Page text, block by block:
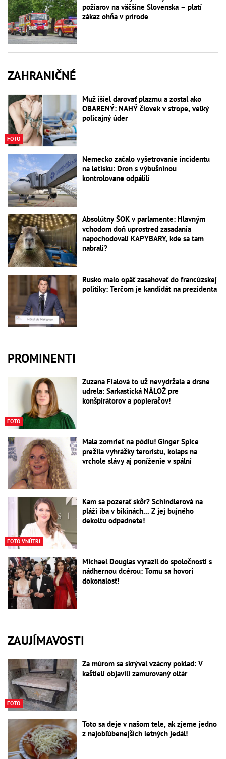
požiarov na väčšine Slovenska – platí
zákaz ohňa v prírode
ZAHRANIČNÉ
FOTO
Muž išiel darovať plazmu a zostal ako
OBARENÝ: NAHÝ človek v strope, veľký
policajný úder
Nemecko začalo vyšetrovanie incidentu
na letisku: Dron s výbušninou
kontrolovane odpálili
Absolútny ŠOK v parlamente: Hlavným
vchodom doň uprostred zasadania
napochodovali KAPYBARY, kde sa tam
nabrali?
Rusko malo opäť zasahovať do francúzskej
politiky: Terčom je kandidát na prezidenta
PROMINENTI
FOTO
Zuzana Fialová to už nevydržala a drsne
udrela: Sarkastická NÁLOŽ pre
konšpirátorov a popieračov!
Mala zomrieť na pódiu! Ginger Spice
prežila vyhrážky teroristu, kolaps na
vrchole slávy aj poníženie v spálni
FOTO VNÚTRI
Kam sa pozerať skôr? Schindlerová na
pláži iba v bikinách... Z jej bujného
dekoltu odpadnete!
Michael Douglas vyrazil do spoločnosti s
nádhernou dcérou: Tomu sa hovorí
dokonalosť!
ZAUJÍMAVOSTI
FOTO
Za múrom sa skrýval vzácny poklad: V
kaštieli objavili zamurovaný oltár
Toto sa deje v našom tele, ak zjeme jedno
z najobľúbenejších letných jedál!